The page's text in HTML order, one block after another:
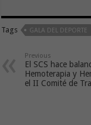
Tags GALA DEL DEPORTE
Previous
El SCS hace
Hemoterapia y
el II Comité de